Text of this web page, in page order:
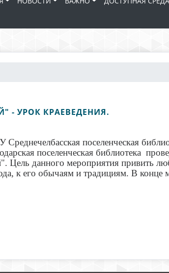
УРОК КРАЕВЕДЕНИЯ.
поселенческая
поселенческая библиотека
данного мероприятия привить
к его обычаям и традициям. В конце